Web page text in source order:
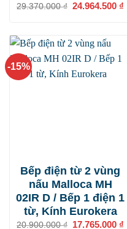
29.370.000₫ Giá
24.964.500 ₫
-15%
Bếp điện từ 2 vùng
nấu Malloca MH
02IR D / Bếp 1 điện 1
từ, Kính Eurokera
20.900.000₫
Giá
17.765.000 ₫